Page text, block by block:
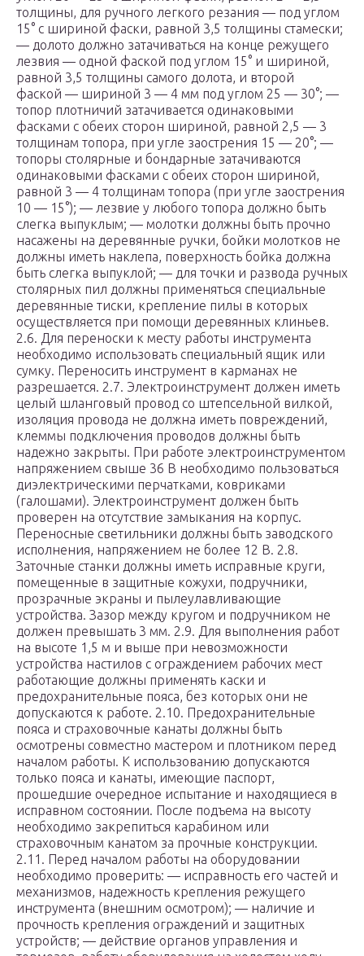
толщины, для ручного легкого резания — под углом
15° с шириной фаски, равной 3,5 толщины стамески;
— долото должно затачиваться на конце режущего
лезвия — одной фаской под углом 15° и шириной,
равной 3,5 толщины самого долота, и второй
фаской — шириной 3 — 4 мм под углом 25 — 30°; —
топор плотничий затачивается одинаковыми
фасками с обеих сторон шириной, равной 2,5 — 3
толщинам топора, при угле заострения 15 — 20°; —
топоры столярные и бондарные затачиваются
одинаковыми фасками с обеих сторон шириной,
равной 3 — 4 толщинам топора (при угле заострения
10 — 15°); — лезвие у любого топора должно быть
слегка выпуклым; — молотки должны быть прочно
насажены на деревянные ручки, бойки молотков не
должны иметь наклепа, поверхность бойка должна
быть слегка выпуклой; — для точки и развода ручных
столярных пил должны применяться специальные
деревянные тиски, крепление пилы в которых
осуществляется при помощи деревянных клиньев.
2.6. Для переноски к месту работы инструмента
необходимо использовать специальный ящик или
сумку. Переносить инструмент в карманах не
разрешается. 2.7. Электроинструмент должен иметь
целый шланговый провод со штепсельной вилкой,
изоляция провода не должна иметь повреждений,
клеммы подключения проводов должны быть
надежно закрыты. При работе электроинструментом
напряжением свыше 36 В необходимо пользоваться
диэлектрическими перчатками, ковриками
(галошами). Электроинструмент должен быть
проверен на отсутствие замыкания на корпус.
Переносные светильники должны быть заводского
исполнения, напряжением не более 12 В. 2.8.
Заточные станки должны иметь исправные круги,
помещенные в защитные кожухи, подручники,
прозрачные экраны и пылеулавливающие
устройства. Зазор между кругом и подручником не
должен превышать 3 мм. 2.9. Для выполнения работ
на высоте 1,5 м и выше при невозможности
устройства настилов с ограждением рабочих мест
работающие должны применять каски и
предохранительные пояса, без которых они не
допускаются к работе. 2.10. Предохранительные
пояса и страховочные канаты должны быть
осмотрены совместно мастером и плотником перед
началом работы. К использованию допускаются
только пояса и канаты, имеющие паспорт,
прошедшие очередное испытание и находящиеся в
исправном состоянии. После подъема на высоту
необходимо закрепиться карабином или
страховочным канатом за прочные конструкции.
2.11. Перед началом работы на оборудовании
необходимо проверить: — исправность его частей и
механизмов, надежность крепления режущего
инструмента (внешним осмотром); — наличие и
прочность крепления ограждений и защитных
устройств; — действие органов управления и